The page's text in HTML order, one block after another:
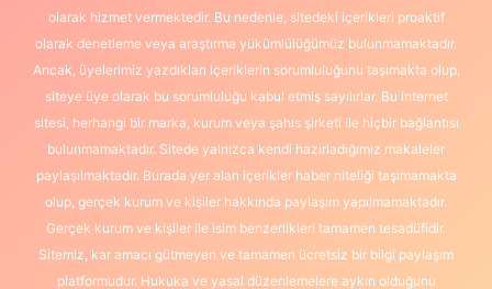
olarak hizmet vermektedir. Bu nedenle, sitedeki içerikleri proaktif
olarak denetleme veya araştırma yükümlülüğümüz bulunmamaktadır.
Ancak, üyelerimiz yazdıkları içeriklerin sorumluluğunu taşımakta olup,
siteye üye olarak bu sorumluluğu kabul etmiş sayılırlar. Bu internet
sitesi, herhangi bir marka, kurum veya şahıs şirketi ile hiçbir bağlantısı
bulunmamaktadır. Sitede yalnızca kendi hazırladığımız makaleler
paylaşılmaktadır. Burada yer alan içerikler haber niteliği taşımamakta
olup, gerçek kurum ve kişiler hakkında paylaşım yapılmamaktadır.
Gerçek kurum ve kişiler ile isim benzerlikleri tamamen tesadüfidir.
Sitemiz, kar amacı gütmeyen ve tamamen ücretsiz bir bilgi paylaşım
platformudur. Hukuka ve yasal düzenlemelere aykırı olduğunu